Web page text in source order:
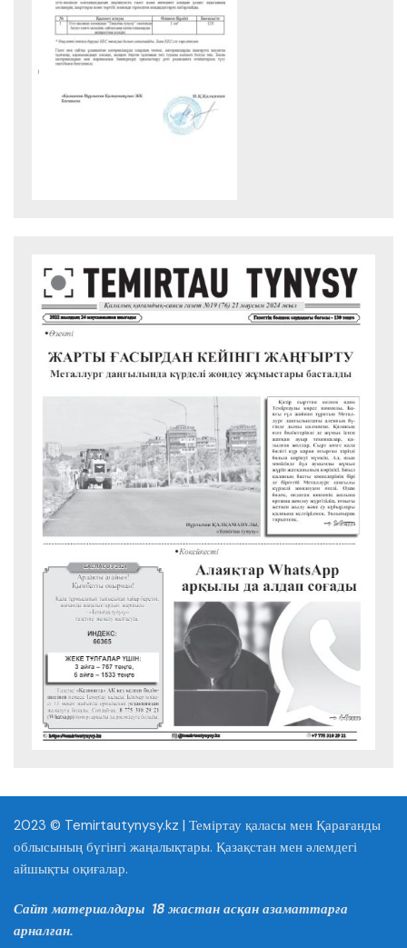
2023 © Temirtautynysy.kz | Теміртау қаласы мен Қарағанды
облысының бүгінгі жаңалықтары. Қазақстан мен әлемдегі
айшықты оқиғалар.
Сайт материалдары 18 жастан асқан азаматтарға
арналған.